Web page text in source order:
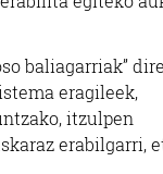
baliagarriak”
eragileek,
itzulpen
erabilgarri,